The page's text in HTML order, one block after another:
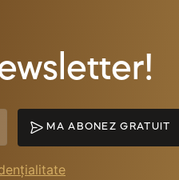
MA ABONEZ GRATUIT